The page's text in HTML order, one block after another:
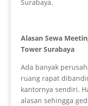
Surabaya.
Alasan Sewa
Tower Surabaya
Ada banyak
ruang rapat
kantornya sendiri.
alasan sehingga